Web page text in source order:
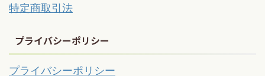
特定商取引法
プライバシーポリシー
プライバシーポリシー